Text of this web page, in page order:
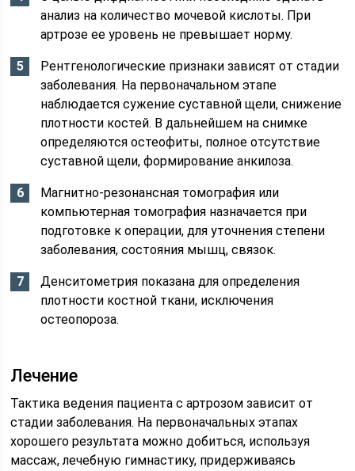
анализ на количество мочевой кислоты. При
артрозе ее уровень не превышает норму.
Рентгенологические признаки зависят от стадии
заболевания. На первоначальном этапе
наблюдается сужение суставной щели, снижение
плотности костей. В дальнейшем на снимке
определяются остеофиты, полное отсутствие
суставной щели, формирование анкилоза.
Магнитно-резонансная томография или
компьютерная томография назначается при
подготовке к операции, для уточнения степени
заболевания, состояния мышц, связок.
Денситометрия показана для определения
плотности костной ткани, исключения
остеопороза.
Лечение
Тактика ведения пациента с артрозом зависит от
стадии заболевания. На первоначальных этапах
хорошего результата можно добиться, используя
массаж, лечебную гимнастику, придерживаясь